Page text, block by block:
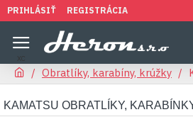
PRIHLÁSIŤ REGISTRÁCIA
Obratlíky, karabíny, krúžky
KAMATSU OBRATLÍKY,